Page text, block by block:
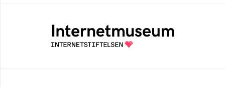
Ett digitalt museum som byggts, och kureras
av Internetstiftelsen